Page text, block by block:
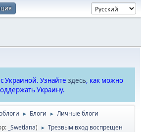
Украиной. Узнайте здесь, как можно
Украину.
► Блоги ► Личные блоги
_Swetlana) ► Трезвым вход воспрещен